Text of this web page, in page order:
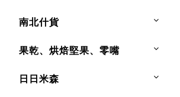
南北什貨
果乾、烘焙堅果、零嘴
日日米森